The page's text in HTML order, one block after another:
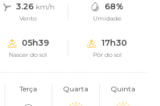
3.26 km/h
Vento
68%
Umidade
05h39
Nascer do sol
17h30
Pôr do sol
Terça Quarta Quinta